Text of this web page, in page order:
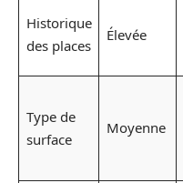
Historique
des places
Élevée
Type de
surface
Moyenne